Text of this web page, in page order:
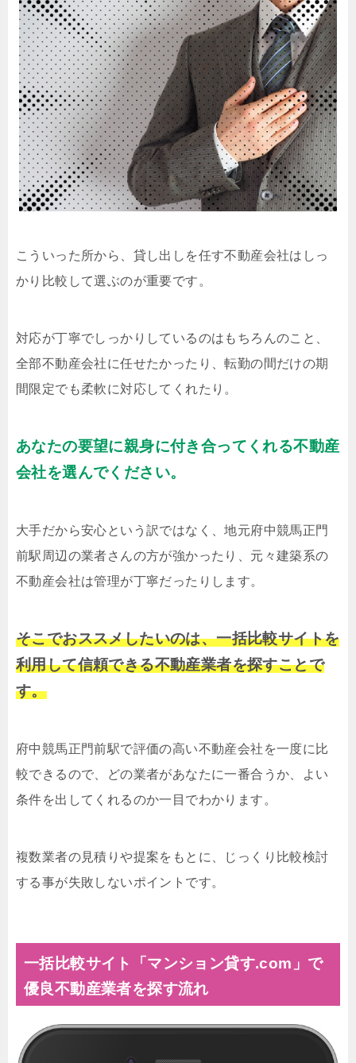
こういった所から、貸し出しを任す不動産会社はしっ
かり比較して選ぶのが重要です。
対応が丁寧でしっかりしているのはもちろんのこと、
全部不動産会社に任せたかったり、転勤の間だけの期
間限定でも柔軟に対応してくれたり。
あなたの要望に親身に付き合ってくれる不動産
会社を選んでください。
大手だから安心という訳ではなく、地元府中競馬正門
前駅周辺の業者さんの方が強かったり、元々建築系の
不動産会社は管理が丁寧だったりします。
そこでおススメしたいのは、一括比較サイトを
利用して信頼できる不動産業者を探すことで
す。
府中競馬正門前駅で評価の高い不動産会社を一度に比
較できるので、どの業者があなたに一番合うか、よい
条件を出してくれるのか一目でわかります。
複数業者の見積りや提案をもとに、じっくり比較検討
する事が失敗しないポイントです。
一括比較サイト「マンション貸す.com」で
優良不動産業者を探す流れ